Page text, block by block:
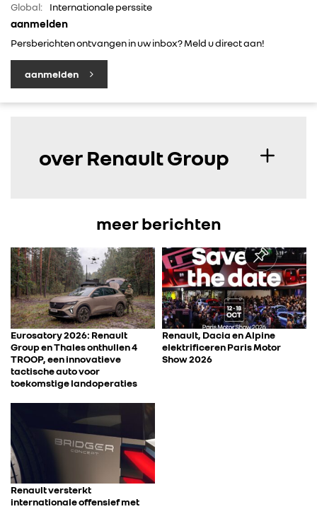
RENAULT
IN DE MEDIA
CONTACT
Global:
Internationale perssite
aanmelden
Persberichten ontvangen in uw inbox? Meld u direct aan!
aanmelden
over Renault Group
meer berichten
Eurosatory 2026: Renault
Group en Thales onthullen 4
TROOP, een innovatieve
tactische auto voor
toekomstige landoperaties
Renault, Dacia en Alpine
elektrificeren Paris Motor
Show 2026
Renault versterkt
internationale offensief met